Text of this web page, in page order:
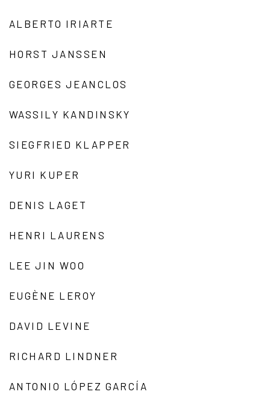
ALBERTO IRIARTE
HORST JANSSEN
GEORGES JEANCLOS
WASSILY KANDINSKY
SIEGFRIED KLAPPER
YURI KUPER
DENIS LAGET
HENRI LAURENS
LEE JIN WOO
EUGÈNE LEROY
DAVID LEVINE
RICHARD LINDNER
ANTONIO LÓPEZ GARCÍA